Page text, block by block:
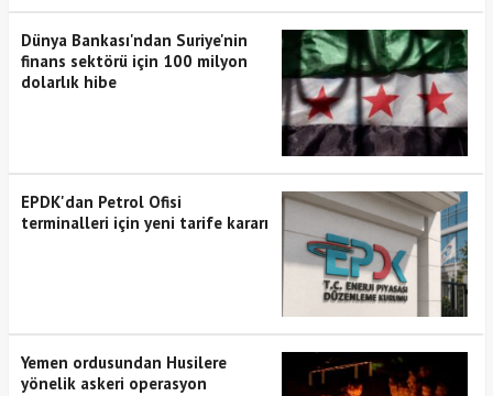
Dünya Bankası'ndan Suriye'nin
finans sektörü için 100 milyon
dolarlık hibe
EPDK'dan Petrol Ofisi
terminalleri için yeni tarife kararı
Yemen ordusundan Husilere
yönelik askeri operasyon